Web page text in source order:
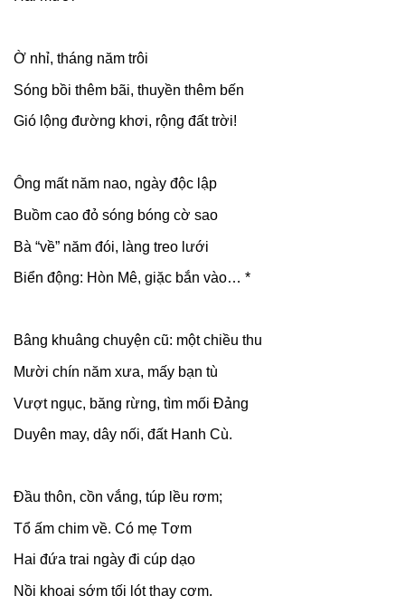
Ờ nhỉ, tháng năm trôi
Sóng bồi thêm bãi, thuyền thêm bến
Gió lộng đường khơi, rộng đất trời!
Ông mất năm nao, ngày độc lập
Buồm cao đỏ sóng bóng cờ sao
Bà “về” năm đói, làng treo lưới
Biển động: Hòn Mê, giặc bắn vào… *
Bâng khuâng chuyện cũ: một chiều thu
Mười chín năm xưa, mấy bạn tù
Vượt ngục, băng rừng, tìm mối Đảng
Duyên may, dây nối, đất Hanh Cù.
Đầu thôn, cồn vắng, túp lều rơm;
Tổ ấm chim về. Có mẹ Tơm
Hai đứa trai ngày đi cúp dạo
Nồi khoai sớm tối lót thay cơm.